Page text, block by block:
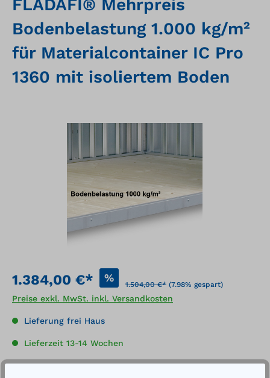
FLADAFI® Mehrpreis
Bodenbelastung 1.000 kg/m²
für Materialcontainer IC Pro
1360 mit isoliertem Boden
Bildergalerie überspringen
1.384,00 €* %
1.504,00 €* (7.98% gespart)
Preise exkl. MwSt. inkl. Versandkosten
Lieferung frei Haus
Lieferzeit 13-14 Wochen